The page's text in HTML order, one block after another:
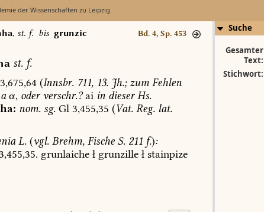
der Wissenschaften zu Leipzig
, st. f. bis grunzic Bd. 4, Sp. 453
st. f.
(Innsbr.711, 13.Jh.;zumFehlen
α, oder verschr.?ai indieserHs.
nom.sg.Gl3,455,35 (Vat.Reg.lat.
L.(vgl.Brehm,Fische S.211f.):
grunlaichełgrunzillełstainpize
Suche
Gesamter
Text:
Stichwort: